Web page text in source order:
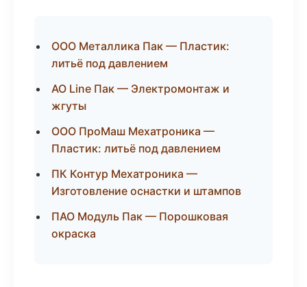
ООО Металлика Пак — Пластик:
литьё под давлением
АО Line Пак — Электромонтаж и
жгуты
ООО ПроМаш Мехатроника —
Пластик: литьё под давлением
ПК Контур Мехатроника —
Изготовление оснастки и штампов
ПАО Модуль Пак — Порошковая
окраска